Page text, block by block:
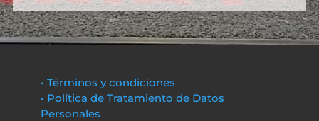
• Términos y condiciones
• Política de Tratamiento de Datos
Personales